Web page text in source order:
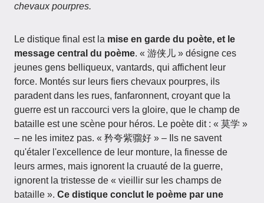
chevaux pourpres.
Le distique final est la mise en garde du poète, et le
message central du poème. « 游侠儿 » désigne ces
jeunes gens belliqueux, vantards, qui affichent leur
force. Montés sur leurs fiers chevaux pourpres, ils
paradent dans les rues, fanfaronnent, croyant que la
guerre est un raccourci vers la gloire, que le champ de
bataille est une scène pour héros. Le poète dit : « 莫学 »
– ne les imitez pas. « 矜夸紫骝好 » – Ils ne savent
qu'étaler l'excellence de leur monture, la finesse de
leurs armes, mais ignorent la cruauté de la guerre,
ignorent la tristesse de « vieillir sur les champs de
bataille ». Ce distique conclut le poème par une